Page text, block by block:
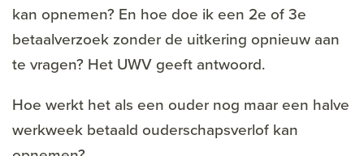
kan opnemen? En hoe doe ik een 2e of 3e
betaalverzoek zonder de uitkering opnieuw aan
te vragen? Het UWV geeft antwoord.
Hoe werkt het als een ouder nog maar een halve
werkweek betaald ouderschapsverlof kan